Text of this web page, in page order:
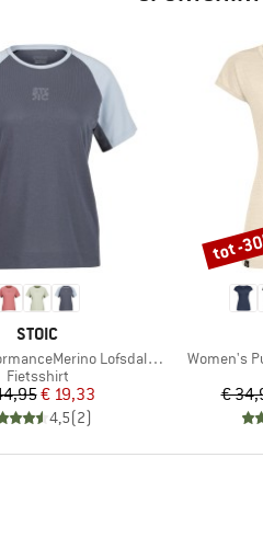
MERK
STOIC
LofsdalenSt. MTB S/S
Productgroep
Fietsshirt
Prijs
Verlaagde prijs
€ 19,33
4,5(2)
Artikel
Women's
€
Korting
tot -